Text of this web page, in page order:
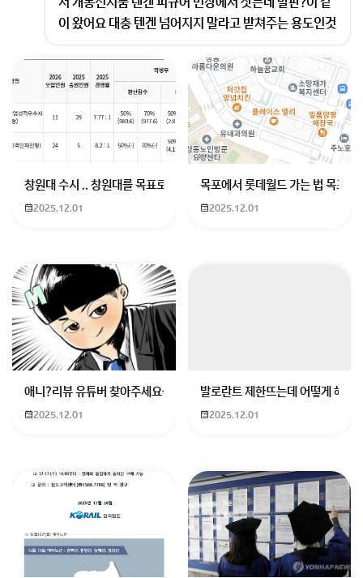
이 왔어요 대충 텐겐 넘어지지 말라고 받쳐주는 용도인것
같은데 어디에 놔드려야 할지 모르겠어요 알려주세요!!
발뒤 아킬레스건쪽으로 넣어보세요
양발 중 한곳에 딱 물리는 곳 있습니다
회원가입 혹은 광고 [X]를 누르면 내용이 보입니다
창원대 수시 .. 창원대를 목표로 하고 있는 09년생입니다 지금 제 내신이
2025.12.01
목포에서 롯데월드 가는 법 목포
2025.12.01
애니?리뷰 유튜버 찾아주세요ㅠㅠ 무슨 검정머리 남자 캐릭터에 더빙하
2025.12.01
발로란트 제한뜨는데 어떻게 해야
2025.12.01